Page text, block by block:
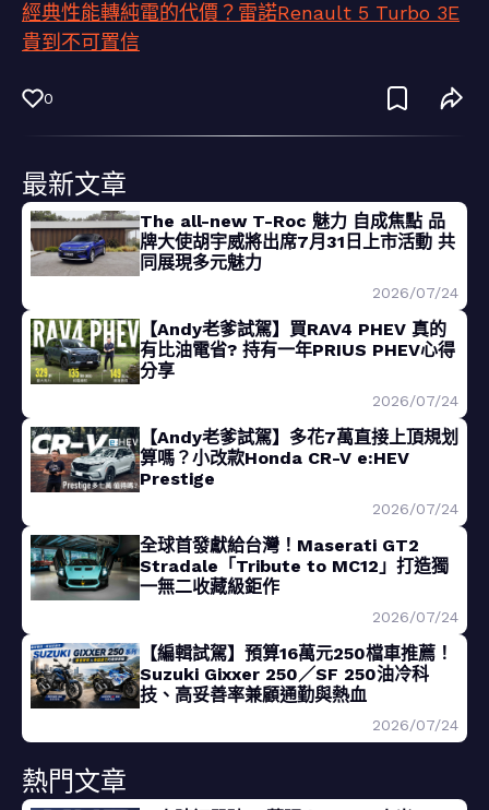
經典性能轉純電的代價？雷諾Renault 5 Turbo 3E
貴到不可置信
0
最新文章
The all-new T-Roc 魅力 自成焦點 品
牌大使胡宇威將出席7月31日上市活動 共
同展現多元魅力
2026/07/24
【Andy老爹試駕】買RAV4 PHEV 真的
有比油電省? 持有一年PRIUS PHEV心得
分享
2026/07/24
【Andy老爹試駕】多花7萬直接上頂規划
算嗎？小改款Honda CR-V e:HEV
Prestige
2026/07/24
全球首發獻給台灣！Maserati GT2
Stradale「Tribute to MC12」打造獨
一無二收藏級鉅作
2026/07/24
【編輯試駕】預算16萬元250檔車推薦！
Suzuki Gixxer 250／SF 250油冷科
技、高妥善率兼顧通勤與熱血
2026/07/24
熱門文章